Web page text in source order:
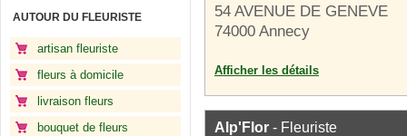
AUTOUR DU FLEURISTE
artisan fleuriste
fleurs à domicile
livraison fleurs
bouquet de fleurs
54 AVENUE DE GENEVE
74000 Annecy
Afficher les détails
Alp'Flor - Fleuriste